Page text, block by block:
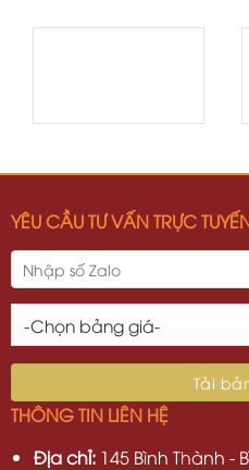
YÊU CẦU TƯ VẤN TRỰC
THÔNG TIN LIÊN HỆ
Địa chỉ:145 Bình Thành -